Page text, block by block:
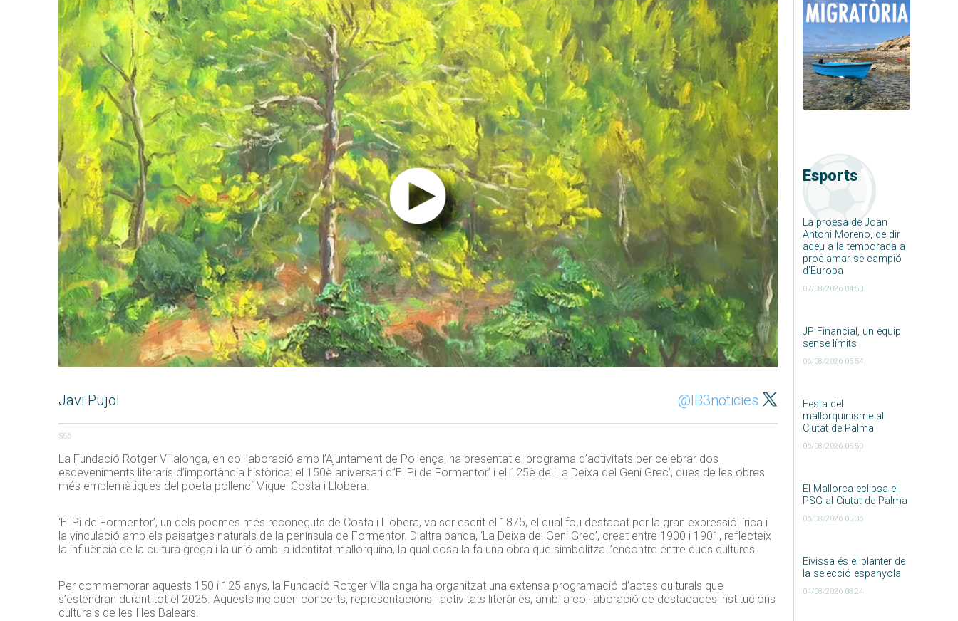
Esports
La proesa de Joan
Antoni Moreno, de dir
adeu a la temporada a
proclamar-se campió
d’Europa
07/08/2026 04:50
JP Financial, un equip
sense límits
06/08/2026 05:54
Festa del
mallorquinisme al
Ciutat de Palma
06/08/2026 05:50
El Mallorca eclipsa el
PSG al Ciutat de Palma
06/08/2026 05:36
Eivissa és el planter de
la selecció espanyola
04/08/2026 08:24
Javi Pujol @IB3noticies
556
La Fundació Rotger Villalonga, en col·laboració amb l’Ajuntament de Pollença, ha presentat el programa d’activitats per celebrar dos
esdeveniments literaris d’importància històrica: el 150è aniversari d”El Pi de Formentor’ i el 125è de ‘La Deixa del Geni Grec’, dues de les obres
més emblemàtiques del poeta pollencí Miquel Costa i Llobera.
‘El Pi de Formentor’, un dels poemes més reconeguts de Costa i Llobera, va ser escrit el 1875, el qual fou destacat per la gran expressió lírica i
la vinculació amb els paisatges naturals de la península de Formentor. D’altra banda, ‘La Deixa del Geni Grec’, creat entre 1900 i 1901, reflecteix
la influència de la cultura grega i la unió amb la identitat mallorquina, la qual cosa la fa una obra que simbolitza l’encontre entre dues cultures.
Per commemorar aquests 150 i 125 anys, la Fundació Rotger Villalonga ha organitzat una extensa programació d’actes culturals que
s’estendran durant tot el 2025. Aquests inclouen concerts, representacions i activitats literàries, amb la col·laboració de destacades institucions
culturals de les Illes Balears.